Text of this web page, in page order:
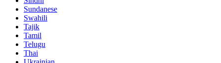
Sundanese
Swahili
Tajik
Tamil
Telugu
Thai